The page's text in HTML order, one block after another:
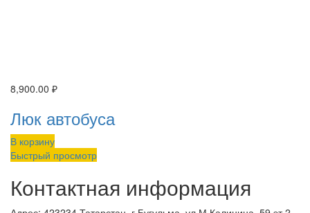
8,900.00 ₽
Люк автобуса
В корзину
Быстрый просмотр
Контактная информация